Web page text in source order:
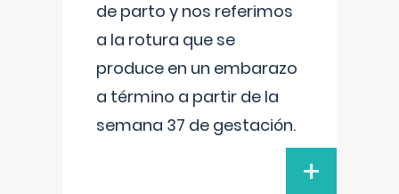
de parto y nos referimos
a la rotura que se
produce en un embarazo
a término a partir de la
semana 37 de gestación.
+